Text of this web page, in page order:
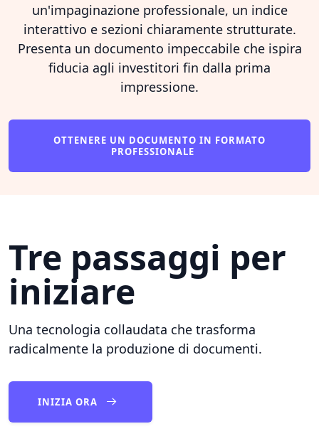
un'impaginazione professionale, un indice
interattivo e sezioni chiaramente strutturate.
Presenta un documento impeccabile che ispira
fiducia agli investitori fin dalla prima
impressione.
OTTENERE UN DOCUMENTO IN FORMATO
PROFESSIONALE
Tre passaggi per
iniziare
Una tecnologia collaudata che trasforma
radicalmente la produzione di documenti.
INIZIA ORA